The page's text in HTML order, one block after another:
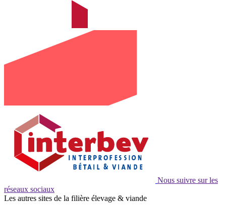
Nous suivre sur les
réseaux sociaux
Les autres sites de la filière élevage & viande